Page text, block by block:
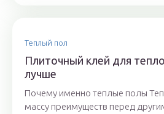
Теплый пол
Плиточный клей для
лучше
Почему именно теплые полы
массу преимуществ перед